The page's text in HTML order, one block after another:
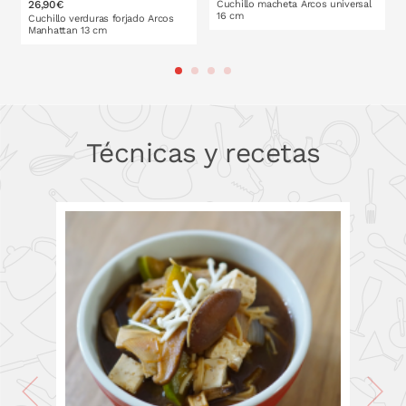
26,90€
Cuchillo verduras forjado Arcos
Manhattan 13 cm
PONLO EN LA CESTA
Cuchillo macheta Arcos universal
16 cm
Técnicas y recetas